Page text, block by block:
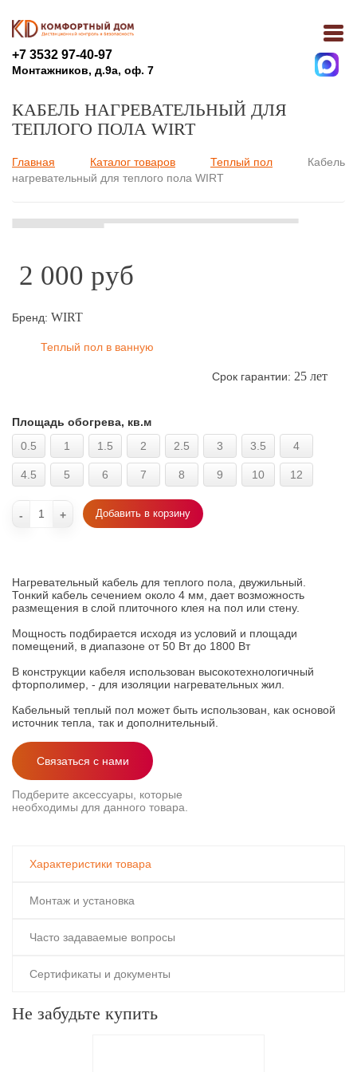
+7 3532 97-40-97
Монтажников, д.9а, оф. 7
КАБЕЛЬ НАГРЕВАТЕЛЬНЫЙ ДЛЯ
ТЕПЛОГО ПОЛА WIRT
Вы здесь
Главная Каталог товаров Теплый пол
Кабель
нагревательный для теплого пола WIRT
2 000 руб
Бренд: WIRT
Теплый пол в ванную
Срок гарантии: 25 лет
Площадь обогрева, кв.м
0.5
1 1.5 2 2.5 3 3.5 4
4.5 5 6 7 8 9 10 12
- + Добавить в корзину
Нагревательный кабель для теплого пола, двужильный.
Тонкий кабель сечением около 4 мм, дает возможность
размещения в слой плиточного клея на пол или стену.
Мощность подбирается исходя из условий и площади
помещений, в диапазоне от 50 Вт до 1800 Вт
В конструкции кабеля использован высокотехнологичный
фторполимер, - для изоляции нагревательных жил.
Кабельный теплый пол может быть использован, как основой
источник тепла, так и дополнительный.
Связаться с нами
Подберите аксессуары, которые
необходимы для данного товара.
Характеристики товара
Монтаж и установка
Часто задаваемые вопросы
Сертификаты и документы
Не забудьте купить